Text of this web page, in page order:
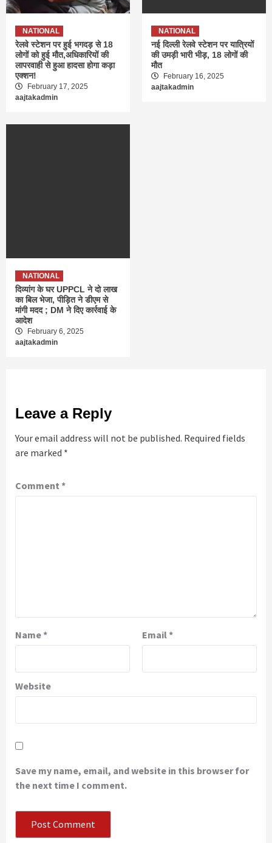
NATIONAL
रेलवे स्टेशन पर हुई भगदड़ से 18
लोगों को हुई मौत,अधिकारियों की
लापरवाही से हुआ हादसा होगा कड़ा
एक्शन!
February 17, 2025
aajtakadmin
NATIONAL
नई दिल्ली रेलवे स्टेशन पर यात्रियों
की उमड़ी भारी भीड़, 18 लोगों की
मौत
February 16, 2025
aajtakadmin
NATIONAL
दिव्यांग के घर UPPCL ने दो लाख
का बिल भेजा, पीड़ित ने डीएम से
मांगी मदद ; DM ने दिए कार्रवाई के
आदेश
February 6, 2025
aajtakadmin
Leave a Reply
Your email address will not be published. Required fields
are marked *
Comment *
Name* Email *
Website
Save my name, email, and website in this browser for
the next time I comment.